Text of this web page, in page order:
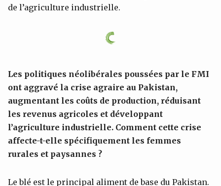
de l’agriculture industrielle.
Les politiques néolibérales poussées par le FMI
ont aggravé la crise agraire au Pakistan,
augmentant les coûts de production, réduisant
les revenus agricoles et développant
l’agriculture industrielle. Comment cette crise
affecte-t-elle spécifiquement les femmes
rurales et paysannes ?
Le blé est le principal aliment de base du Pakistan.